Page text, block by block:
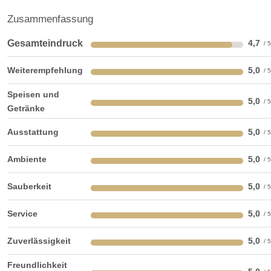
Trauung im Freien
Preisniveau: hochpreisig exklusiv
Kosten:
Um die Exklusivität der Location zu gewährleisten und den
Schloss-Standard beizubehalten bieten wir ausschließlich
ein exklusives und Schloss-gerechtes All-Inklusiv Paket
an, in welchem folgende Leistungen abgedeckt und
enthalten sind:
- Geschlossene Gesellschaft – viel Raum zum Wohlfühlen
und ausgiebig feiern
(Um jegliche Störung Ihrer Traumhochzeit zu vermeiden
und Ihnen die Räume im Schloss höchst exklusiv zur
Verfügung zu stellen)
- 360 Grad Eventmanagement (von einem international
Zusammenfassung
Gesamteindruck 4,7
Weiterempfehlung 5,0
Speisen und
Getränke
5,0
Ausstattung 5,0
Ambiente 5,0
Sauberkeit 5,0
Service 5,0
Zuverlässigkeit 5,0
Freundlichkeit